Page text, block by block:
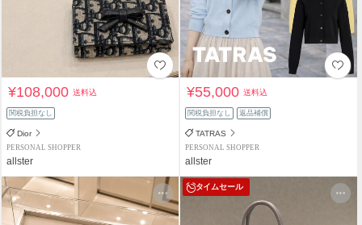
¥108,000送料込
関税負担なし
Dior
PERSONAL SHOPPER
allster
¥55,000送料込
関税負担なし 返品補償
TATRAS
PERSONAL SHOPPER
allster
タイムセール